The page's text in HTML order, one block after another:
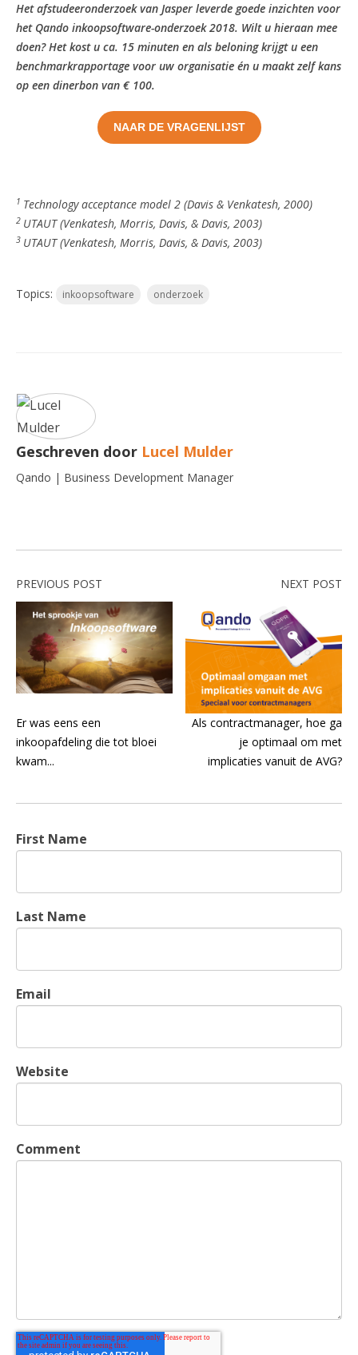
Het afstudeeronderzoek van Jasper leverde goede inzichten voor
het Qando inkoopsoftware-onderzoek 2018. Wilt u hieraan mee
doen? Het kost u ca. 15 minuten en als beloning krijgt u een
benchmarkrapportage voor uw organisatie én u maakt zelf kans
op een dinerbon van € 100.
NAAR DE VRAGENLIJST
1 Technology acceptance model 2 (Davis & Venkatesh, 2000)
2 UTAUT (Venkatesh, Morris, Davis, & Davis, 2003)
3 UTAUT (Venkatesh, Morris, Davis, & Davis, 2003)
Topics: inkoopsoftware onderzoek
Geschreven door Lucel Mulder
Qando | Business Development Manager
PREVIOUS POST
Er was eens een
inkoopafdeling die tot bloei
kwam...
NEXT POST
Als contractmanager, hoe ga
je optimaal om met
implicaties vanuit de AVG?
First Name
Last Name
Email
Website
Comment